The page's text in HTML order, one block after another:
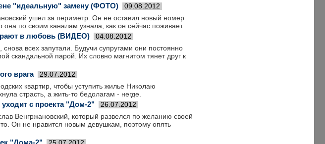
"идеальную" замену (ФОТО) 09.08.2012
ушел за периметр. Он не оставил новый номер
по своим каналам узнала, как он сейчас поживает.
в любовь (ВИДЕО) 04.08.2012
всех запутали. Будучи супругами они постоянно
скандальной парой. Их словно магнитом тянет друг к
врага 29.07.2012
квартир, чтобы уступить жилье Николаю
страсть, а жить-то бедолагам - негде.
с проекта "Дом-2" 26.07.2012
Венгржановский, который развелся по желанию своей
Он не нравится новым девушкам, поэтому опять
"Дома-2"